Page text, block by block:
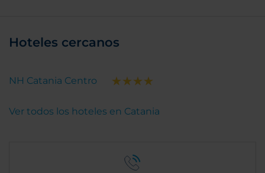
Hoteles cercanos
NH Catania Centro
Ver todos los hoteles en Catania